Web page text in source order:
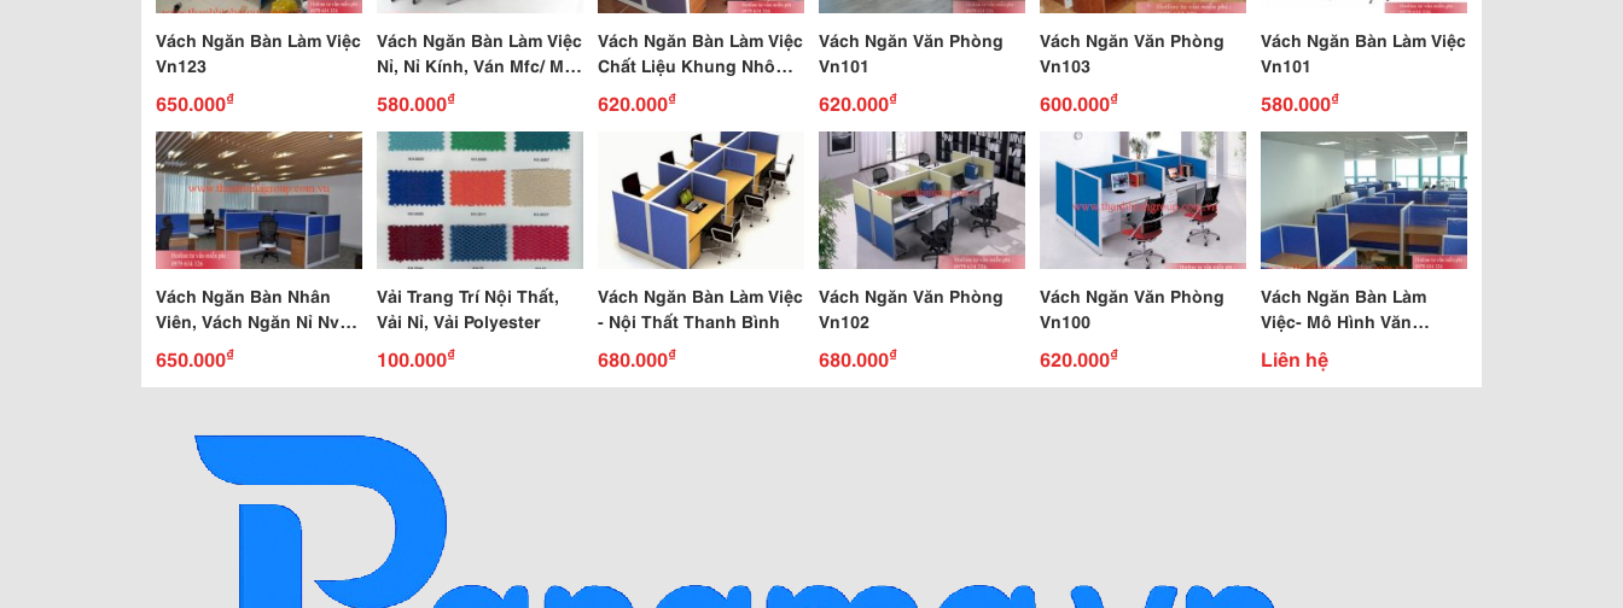
Vách Ngăn Bàn Làm Việc
Vn123
650.000₫
Vách Ngăn Bàn Làm Việc
Nỉ, Nỉ Kính, Ván Mfc/ Mdf
Thi Công Lắp Đặt Nhanh
Chóng
580.000₫
Vách Ngăn Bàn Làm Việc
Chất Liệu Khung Nhôm
Bọc Vải Nỉ Vnn001
620.000₫
Vách Ngăn Văn Phòng
Vn101
620.000₫
Vách Ngăn Văn Phòng
Vn103
600.000₫
Vách Ngăn Bàn Làm Việc
Vn101
580.000₫
Vách Ngăn Bàn Nhân
Viên, Vách Ngăn Nỉ Nv-
Vnn-08
650.000₫
Vải Trang Trí Nội Thất,
Vải Nỉ, Vải Polyester
100.000₫
Vách Ngăn Bàn Làm Việc
- Nội Thất Thanh Bình
680.000₫
Vách Ngăn Văn Phòng
Vn102
680.000₫
Vách Ngăn Văn Phòng
Vn100
620.000₫
Vách Ngăn Bàn Làm
Việc- Mô Hình Văn
Phòng Hiện Đại
Liên hệ